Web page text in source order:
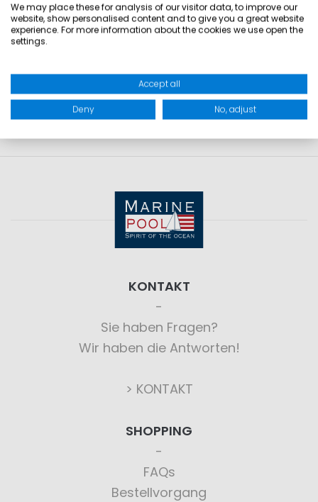
GRÖSSEN
PRODUKTSICHERHEIT
KONTAKT
Sie haben Fragen?
Wir haben die Antworten!
> KONTAKT
SHOPPING
FAQs
Bestellvorgang
We may place these for analysis of our visitor data, to improve our
website, show personalised content and to give you a great website
experience. For more information about the cookies we use open the
settings.
Accept all
Deny No, adjust